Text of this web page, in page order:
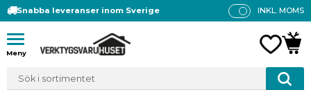
Meny
Snabba leveranser inom Sverige
P
INKL. MOMS